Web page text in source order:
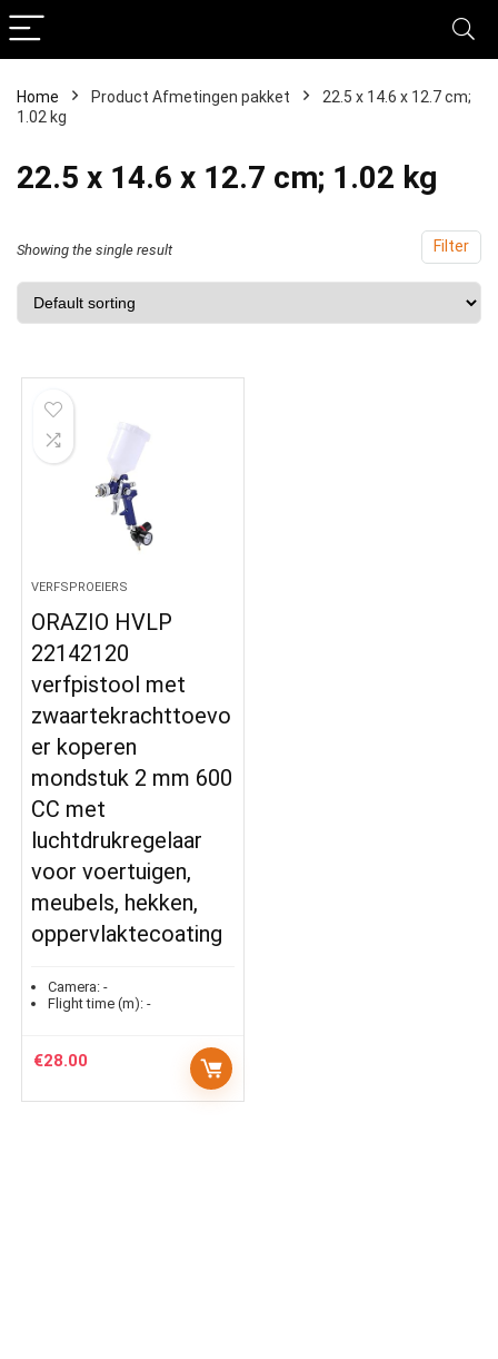
Home Product Afmetingen pakket
‎22.5 x 14.6 x 12.7 cm;
1.02 kg
‎22.5 x 14.6 x 12.7 cm; 1.02 kg
Filter
Showing the single result
VERFSPROEIERS
ORAZIO HVLP
22142120
verfpistool met
zwaartekrachttoevo
er koperen
mondstuk 2 mm 600
CC met
luchtdrukregelaar
voor voertuigen,
meubels, hekken,
oppervlaktecoating
Camera: -
Flight time (m): -
€28.00